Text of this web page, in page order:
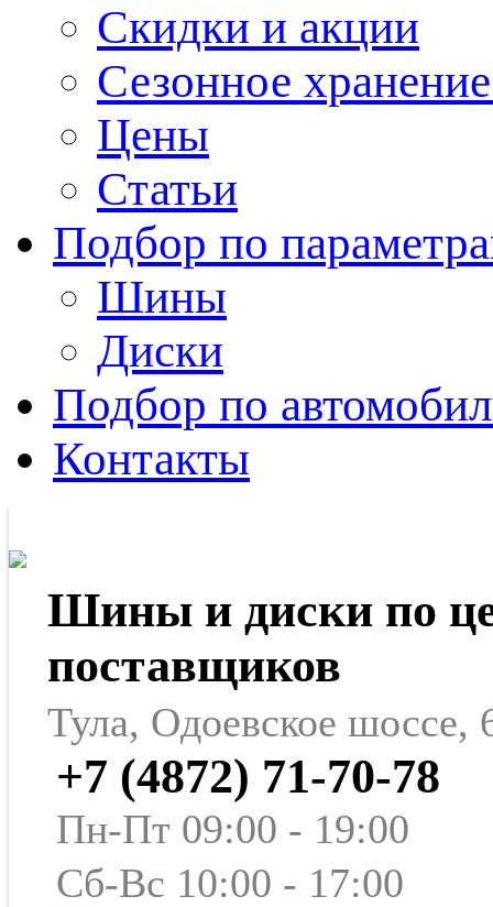
Скидки и акции
Сезонное
Цены
Статьи
Подбор по
Шины
Диски
Подбор по
Контакты
Шины и диски по
поставщиков
Тула, Одоевское шоссе,
+7 (4872) 71-70-78
Пн-Пт 09:00 - 19:00
Сб-Вс 10:00 - 17:00